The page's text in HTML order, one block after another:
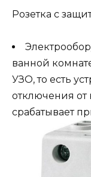
Розетка с
ванной
УЗО, то есть
отключения от
срабатывает